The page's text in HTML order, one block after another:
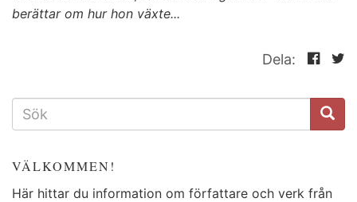
berättar om hur hon växte...
Dela:
SÖKFORMULÄR
VÄLKOMMEN!
Här hittar du information om författare och verk från